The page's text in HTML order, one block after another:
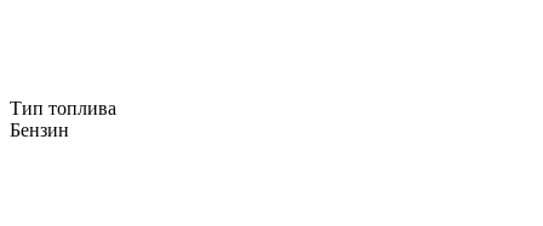
Тип топлива
Бензин